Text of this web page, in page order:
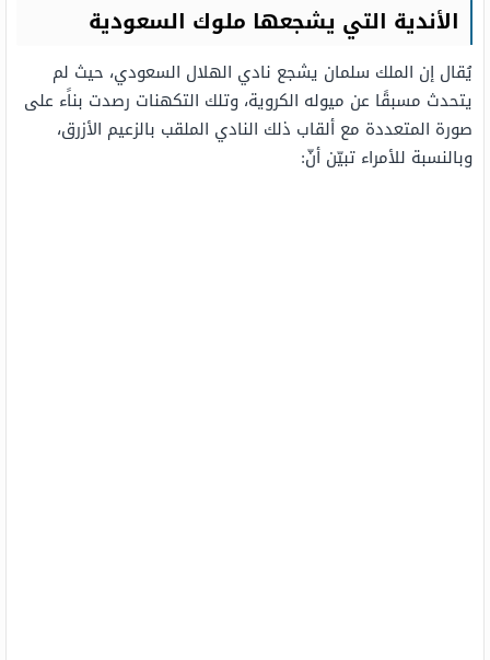
الأندية التي يشجعها ملوك السعودية
يُقال إن الملك سلمان يشجع نادي الهلال السعودي، حيث لم
يتحدث مسبقًا عن ميوله الكروية، وتلك التكهنات رصدت بناًء على
صورة المتعددة مع ألقاب ذلك النادي الملقب بالزعيم الأزرق،
وبالنسبة للأمراء تبيّن أنّ: